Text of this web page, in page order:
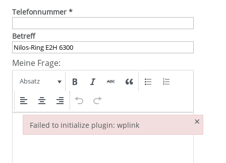
Telefonnummer *
Betreff
Meine Frage:
Absatz
Failed to initialize plugin: wplink ×
Failed to initialize plugin: wplink